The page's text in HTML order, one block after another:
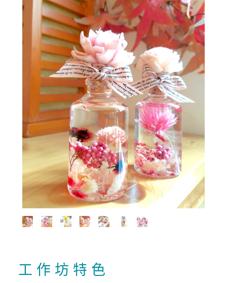
工 作 坊 特 色